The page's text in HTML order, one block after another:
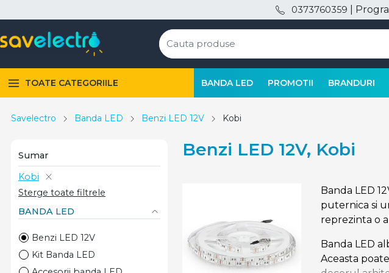
0373760359 |
TOATE CATEGORIILE BANDA LED PROMOTII BRANDURI
Savelectro Banda LED Benzi LED 12V Kobi
Sumar
Kobi
Sterge toate filtrele
BANDA LED
Benzi LED 12V
Kit Banda LED
Benzi LED 12V, Kobi
Banda LED
puternica si
reprezinta o
Banda LED
Aceasta